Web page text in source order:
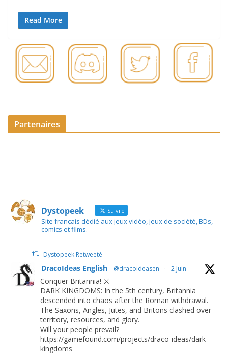
Read More
Partenaires
Dystopeek Suivre
Site français dédié aux jeux vidéo, jeux de société, BDs,
comics et films.
Dystopeek Retweeté
DracoIdeas English @dracoideasen · 2 Juin
Conquer Britannia! ⚔️
DARK KINGDOMS: In the 5th century, Britannia
descended into chaos after the Roman withdrawal.
The Saxons, Angles, Jutes, and Britons clashed over
territory, resources, and glory.
Will your people prevail?
https://gamefound.com/projects/draco-ideas/dark-
kingdoms